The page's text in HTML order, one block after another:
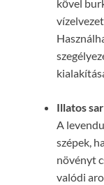
kővel
Illatos
A
szépek,
növényt
valódi